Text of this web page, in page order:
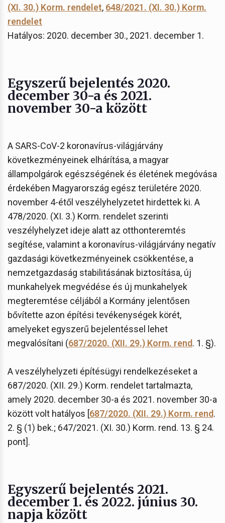
(XI. 30.) Korm. rendelet, 648/2021. (XI. 30.) Korm.
rendelet
Hatályos: 2020. december 30., 2021. december 1.
Egyszerű bejelentés 2020.
december 30-a és 2021.
november 30-a között
A SARS-CoV-2 koronavírus-világjárvány
következményeinek elhárítása, a magyar
állampolgárok egészségének és életének megóvása
érdekében Magyarország egész területére 2020.
november 4-étől veszélyhelyzetet hirdettek ki. A
478/2020. (XI. 3.) Korm. rendelet szerinti
veszélyhelyzet ideje alatt az otthonteremtés
segítése, valamint a koronavírus-világjárvány negatív
gazdasági következményeinek csökkentése, a
nemzetgazdaság stabilitásának biztosítása, új
munkahelyek megvédése és új munkahelyek
megteremtése céljából a Kormány jelentősen
bővítette azon építési tevékenységek körét,
amelyeket egyszerű bejelentéssel lehet
megvalósítani (687/2020. (XII. 29.) Korm. rend. 1. §).
A veszélyhelyzeti építésügyi rendelkezéseket a
687/2020. (XII. 29.) Korm. rendelet tartalmazta,
amely 2020. december 30-a és 2021. november 30-a
között volt hatályos [687/2020. (XII. 29.) Korm. rend.
2. § (1) bek.; 647/2021. (XI. 30.) Korm. rend. 13. § 24.
pont].
Egyszerű bejelentés 2021.
december 1. és 2022. június 30.
napja között